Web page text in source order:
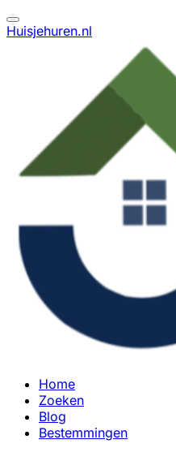
Huisjehuren.nl
Home
Zoeken
Blog
Bestemmingen